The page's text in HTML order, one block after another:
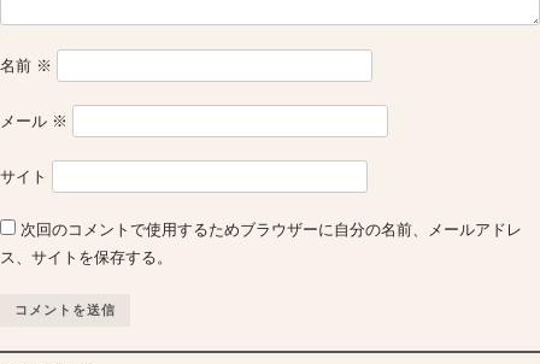
名前 ※
メール ※
サイト
次回のコメントで使用するためブラウザーに自分の名前、メールアドレ
ス、サイトを保存する。